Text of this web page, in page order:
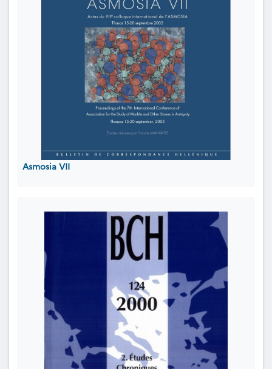
Asmosia VII